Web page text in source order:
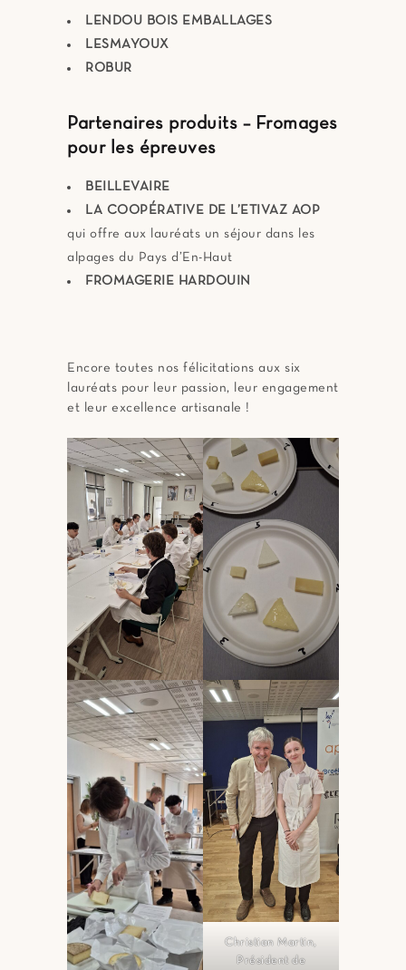
LENDOU BOIS EMBALLAGES
LESMAYOUX
ROBUR
Partenaires produits – Fromages
pour les épreuves
BEILLEVAIRE
LA COOPÉRATIVE DE L’ETIVAZ AOP
qui offre aux lauréats un séjour dans les
alpages du Pays d’En-Haut
FROMAGERIE HARDOUIN
Encore toutes nos félicitations aux six
lauréats pour leur passion, leur engagement
et leur excellence artisanale !
Christian Martin,
Président de